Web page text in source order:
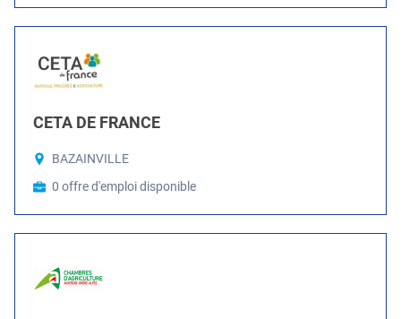
CETA DE FRANCE
BAZAINVILLE
0 offre d'emploi disponible